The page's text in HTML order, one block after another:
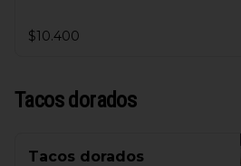
$10.400
Tacos dorados
Tacos dorados